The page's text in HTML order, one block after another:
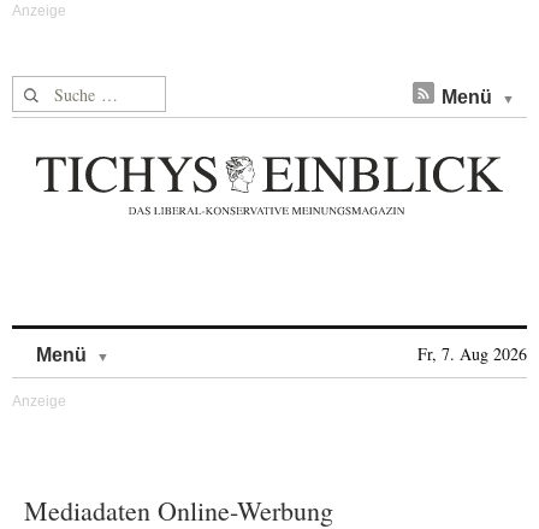
Suche nach: Menü
Menü Fr, 7. Aug 2026
Mediadaten Online-Werbung